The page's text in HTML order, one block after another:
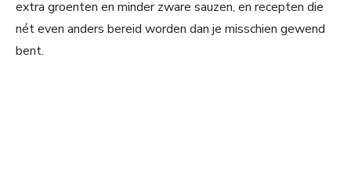
extra groenten en minder zware sauzen, en recepten die
nét even anders bereid worden dan je misschien gewend
bent.